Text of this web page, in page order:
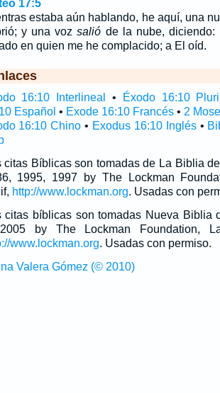
17:5
estaba aún hablando, he aquí, una
y una vozsalió de la nube,
en quien me he complacido; a El oíd.
16:10 Interlineal • Éxodo 16:10
Español • Exode 16:10 Francés• 2
16:10 Chino • Exodus 16:10 Inglés•
citas Bíblicas son tomadas de La Biblia
1995, 1997 by The Lockman
http://www.lockman.org. Usadas con
citas bíblicas son tomadas Nueva Biblia
by The Lockman Foundation,
www.lockman.org. Usadas con permiso.
Valera Gómez (© 2010)